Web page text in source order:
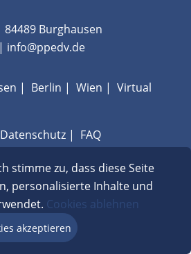
Burghausen
info@ppedv.de
| Berlin | Wien | Virtual
Datenschutz | FAQ
stimme zu, dass diese Seite
personalisierte Inhalte und
Cookies ablehnen
akzeptieren